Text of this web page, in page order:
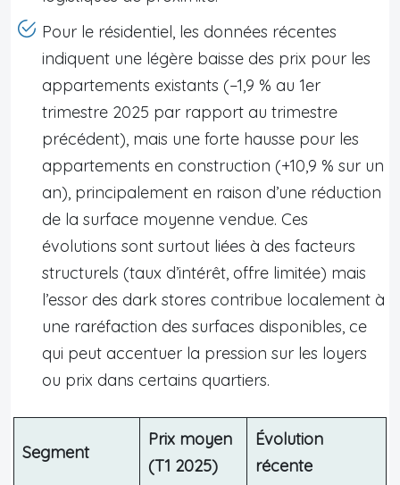
Pour le résidentiel, les données récentes
indiquent une légère baisse des prix pour les
appartements existants (−1,9 % au 1er
trimestre 2025 par rapport au trimestre
précédent), mais une forte hausse pour les
appartements en construction (+10,9 % sur un
an), principalement en raison d’une réduction
de la surface moyenne vendue. Ces
évolutions sont surtout liées à des facteurs
structurels (taux d’intérêt, offre limitée) mais
l’essor des dark stores contribue localement à
une raréfaction des surfaces disponibles, ce
qui peut accentuer la pression sur les loyers
ou prix dans certains quartiers.
Segment
Prix moyen
(T1 2025)
Évolution
récente